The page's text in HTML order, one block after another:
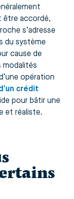
être accordé,
s’adresse
du système
cause de
modalités
opération
crédit
pour bâtir une
et réaliste.